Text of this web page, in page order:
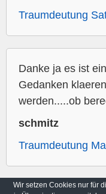
Traumdeutung
Danke ja es ist
Gedanken
werden.....ob
schmitz
Traumdeutung
Wir setzen Cookies nur für